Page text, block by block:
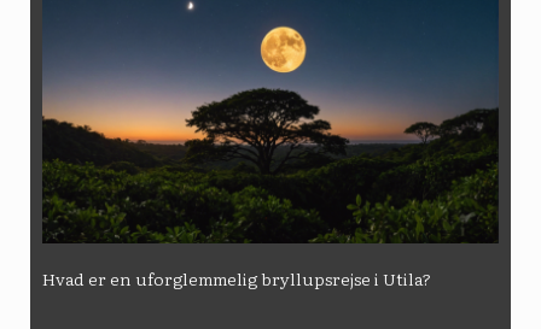
Hvad er en uforglemmelig bryllupsrejse i Utila?